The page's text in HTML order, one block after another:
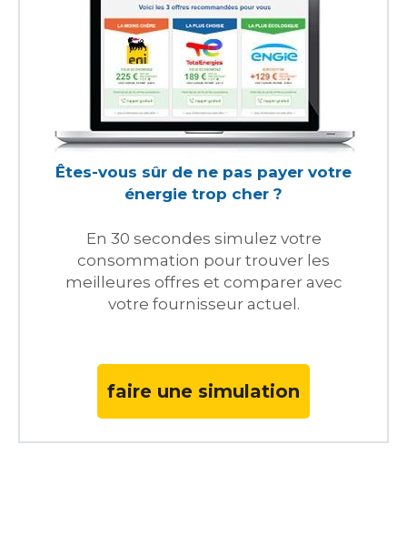
Êtes-vous sûr de ne pas payer votre
énergie trop cher ?
En 30 secondes simulez votre
consommation pour trouver les
meilleures offres et comparer avec
votre fournisseur actuel.
faire une simulation